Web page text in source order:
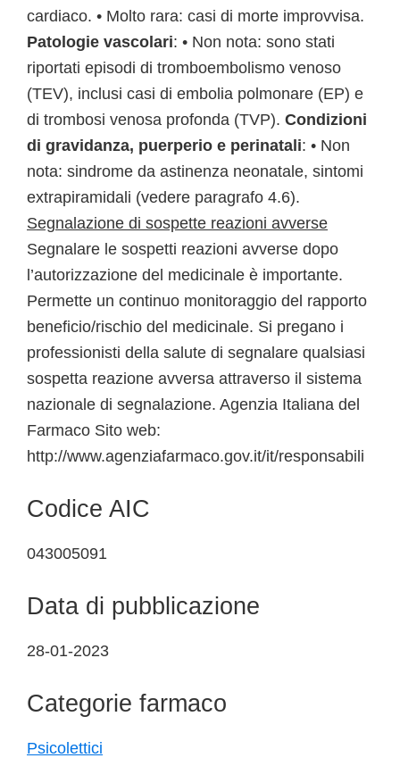
cardiaco. • Molto rara: casi di morte improvvisa.
Patologie vascolari: • Non nota: sono stati
riportati episodi di tromboembolismo venoso
(TEV), inclusi casi di embolia polmonare (EP) e
di trombosi venosa profonda (TVP). Condizioni
di gravidanza, puerperio e perinatali: • Non
nota: sindrome da astinenza neonatale, sintomi
extrapiramidali (vedere paragrafo 4.6).
Segnalazione di sospette reazioni avverse
Segnalare le sospetti reazioni avverse dopo
l’autorizzazione del medicinale è importante.
Permette un continuo monitoraggio del rapporto
beneficio/rischio del medicinale. Si pregano i
professionisti della salute di segnalare qualsiasi
sospetta reazione avversa attraverso il sistema
nazionale di segnalazione. Agenzia Italiana del
Farmaco Sito web:
http://www.agenziafarmaco.gov.it/it/responsabili
Codice AIC
043005091
Data di pubblicazione
28-01-2023
Categorie farmaco
Psicolettici